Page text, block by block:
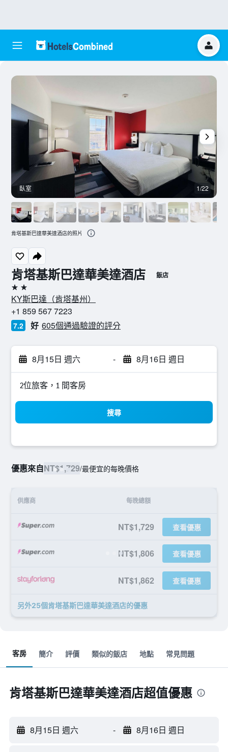
肯塔基斯巴達華美達酒店 飯店
2星級
KY斯巴達（肯塔基州）
+1 859 567 7223
7.2 好 605個通過驗證的評分
8月15日 週六 - 8月16日 週日
2位旅客，1 間客房
搜尋
優惠來自NT$1,729/最便宜的每晚價格
供應商 每晚總額
NT$1,729 查看優惠
NT$1,806 查看優惠
NT$1,862 查看優惠
另外25個肯塔基斯巴達華美達酒店​的優惠
臥室 1/22
肯塔基斯巴達華美達酒店的照片
客房 簡介 評價 類似的飯店 地點 常見問題
肯塔基斯巴達華美達酒店超值優惠
8月15日 週六 - 8月16日 週日